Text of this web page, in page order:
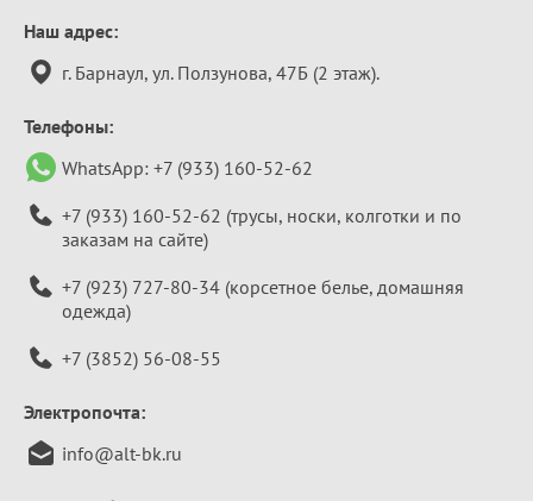
Контактная
информация
Наш адрес:
г. Барнаул, ул. Ползунова, 47Б (2 этаж).
Телефоны:
WhatsApp: +7 (933) 160-52-62
+7 (933) 160-52-62 (трусы, носки, колготки и по
заказам на сайте)
+7 (923) 727-80-34 (корсетное белье, домашняя
одежда)
+7 (3852) 56-08-55
Электропочта:
info@alt-bk.ru